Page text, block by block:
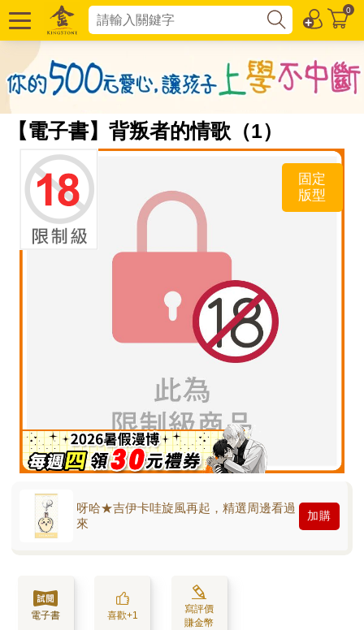
0
【電子書】背叛者的情歌（1）
固定
版型
呀哈★吉伊卡哇旋風再起，精選周邊看過
來
加購
電子書 喜歡+1
寫評價
賺金幣